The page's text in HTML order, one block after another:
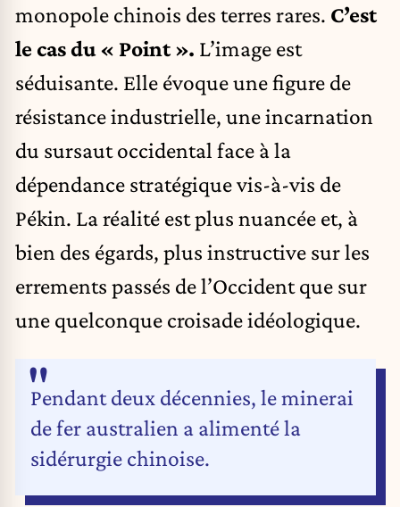
monopole chinois des terres rares. C’est
le cas du « Point ». L’image est
séduisante. Elle évoque une figure de
résistance industrielle, une incarnation
du sursaut occidental face à la
dépendance stratégique vis-à-vis de
Pékin. La réalité est plus nuancée et, à
bien des égards, plus instructive sur les
errements passés de l’Occident que sur
une quelconque croisade idéologique.
Pendant deux décennies, le minerai
de fer australien a alimenté la
sidérurgie chinoise.